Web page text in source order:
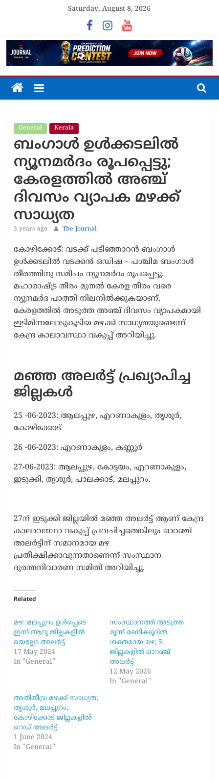
Saturday, August 8, 2026
The
Unfolding
The
General Kerala
ബംഗാൾ ഉൾക്കടലിൽ
ന്യൂനമർദം രൂപപ്പെട്ടു;
കേരളത്തിൽ അഞ്ച്
ദിവസം വ്യാപക മഴക്ക്
സാധ്യത
3 years ago The Journal
കോഴിക്കോട്: വടക്ക് പടിഞ്ഞാറൻ ബംഗാൾ
ഉൾക്കടലിൽ വടക്കൻ ഒഡിഷ – പശ്ചിമ ബംഗാൾ
തീരത്തിനു സമീപം ന്യൂനമർദം രൂപപ്പെട്ടു.
മഹാരാഷ്ട്ര തീരം മുതൽ കേരള തീരം വരെ
ന്യൂനമർദ പാത്തി നിലനിൽക്കുകയാണ്.
കേരളത്തിൽ അടുത്ത അഞ്ച് ദിവസം വ്യാപകമായി
ഇടിമിന്നലോടുകൂടിയ മഴക്ക് സാധ്യതയുണ്ടെന്ന്
കേന്ദ്ര കാലാവസ്ഥാ വകുപ്പ് അറിയിച്ചു.
മഞ്ഞ അലർട്ട് പ്രഖ്യാപിച്ച
ജില്ലകൾ
25 -06-2023: ആലപ്പുഴ, എറണാകുളം, തൃശൂർ,
കോഴിക്കോട്
26 -06-2023: എറണാകുളം, കണ്ണൂർ
27-06-2023: ആലപ്പുഴ, കോട്ടയം, എറണാകുളം,
ഇടുക്കി, തൃശൂർ, പാലക്കാട്, മലപ്പുറം.
27ന് ഇടുക്കി ജില്ലയിൽ മഞ്ഞ അലർട്ട് ആണ് കേന്ദ്ര
കാലാവസ്ഥാ വകുപ്പ് പ്രവചിച്ചതെങ്കിലും ഓറഞ്ച്
അലർട്ടിന് സമാനമായ മഴ
പ്രതീക്ഷിക്കാവുന്നതാണെന്ന് സംസ്ഥാന
ദുരന്തനിവാരണ സമിതി അറിയിച്ചു.
Related
മഴ: മലപ്പുറം ഉൾപ്പെടെ
ഇന്ന് ആറു ജില്ലകളിൽ
യെല്ലോ അലർട്ട്
17 May 2024
In "General"
സംസ്ഥാനത്ത് അടുത്ത
മൂന്ന് മണിക്കൂറിൽ
ശക്തമായ മഴ; 5
ജില്ലകളിൽ ഓറഞ്ച്
അലർട്ട്
12 May 2026
In "General"
അതിതീവ്ര മഴക്ക് സാധ്യത;
തൃശൂർ, മലപ്പുറം,
കോഴിക്കോട് ജില്ലകളിൽ
റെഡ് അലർട്ട്
1 June 2024
In "General"